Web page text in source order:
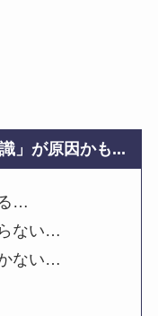
」が原因かも...
…
ない…
ない…